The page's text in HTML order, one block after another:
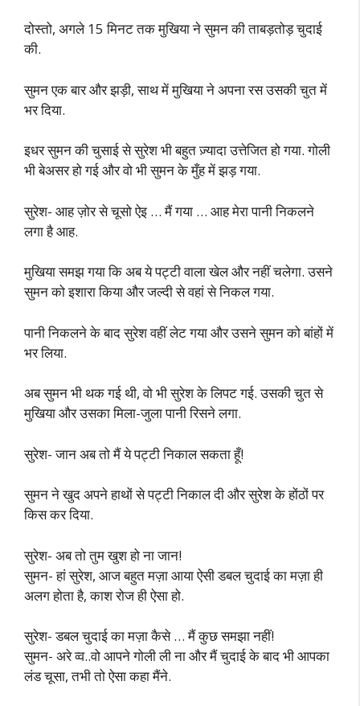
दोस्तो, अगले 15 मिनट तक मुखिया ने सुमन की ताबड़तोड़ चुदाई
की.
सुमन एक बार और झड़ी, साथ में मुखिया ने अपना रस उसकी चुत में
भर दिया.
इधर सुमन की चुसाई से सुरेश भी बहुत ज़्यादा उत्तेजित हो गया. गोली
भी बेअसर हो गई और वो भी सुमन के मुँह में झड़ गया.
सुरेश- आह ज़ोर से चूसो ऐइ … मैं गया … आह मेरा पानी निकलने
लगा है आह.
मुखिया समझ गया कि अब ये पट्टी वाला खेल और नहीं चलेगा. उसने
सुमन को इशारा किया और जल्दी से वहां से निकल गया.
पानी निकलने के बाद सुरेश वहीं लेट गया और उसने सुमन को बांहों में
भर लिया.
अब सुमन भी थक गई थी, वो भी सुरेश के लिपट गई. उसकी चुत से
मुखिया और उसका मिला-जुला पानी रिसने लगा.
सुरेश- जान अब तो मैं ये पट्टी निकाल सकता हूँ!
सुमन ने खुद अपने हाथों से पट्टी निकाल दी और सुरेश के होंठों पर
किस कर दिया.
सुरेश- अब तो तुम खुश हो ना जान!
सुमन- हां सुरेश, आज बहुत मज़ा आया ऐसी डबल चुदाई का मज़ा ही
अलग होता है, काश रोज ही ऐसा हो.
सुरेश- डबल चुदाई का मज़ा कैसे … मैं कुछ समझा नहीं!
सुमन- अरे व्व..वो आपने गोली ली ना और मैं चुदाई के बाद भी आपका
लंड चूसा, तभी तो ऐसा कहा मैंने.